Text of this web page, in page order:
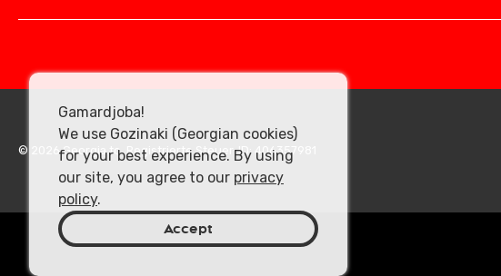
© 2026 Georgia.to. Registrierte Steuer-ID: 406357981
Gamardjoba!
We use Gozinaki (Georgian cookies)
for your best experience. By using
our site, you agree to our privacy
policy.
Accept